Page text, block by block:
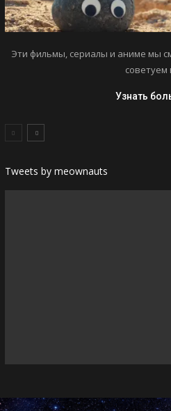
Эти фильмы, сериалы и аниме мы
советуем
Узнать
Tweets by meownauts